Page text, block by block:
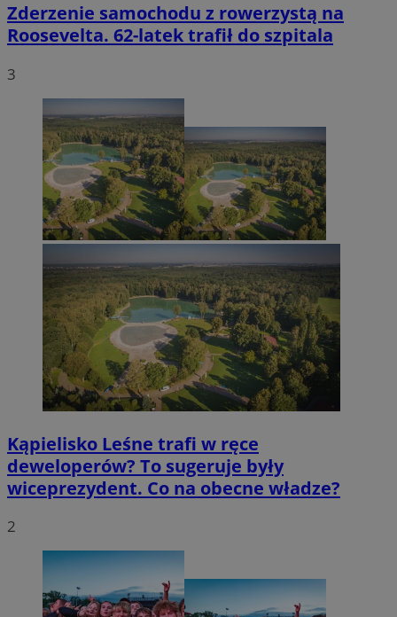
Zderzenie samochodu z rowerzystą na
Roosevelta. 62-latek trafił do szpitala
3
Kąpielisko Leśne trafi w ręce
deweloperów? To sugeruje były
wiceprezydent. Co na obecne władze?
2